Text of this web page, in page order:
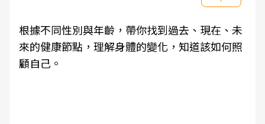
根據不同性別與年齡，帶你找到過去、現在、未
來的健康節點，理解身體的變化，知道該如何照
顧自己。